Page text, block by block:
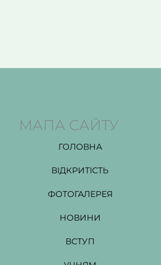
МАПА САЙТУ
ГОЛОВНА
ВІДКРИТІСТЬ
ФОТОГАЛЕРЕЯ
НОВИНИ
ВСТУП